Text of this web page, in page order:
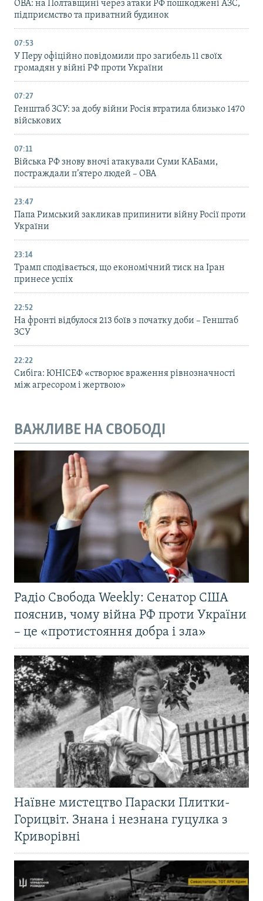
ОВА: на Полтавщині через атаки РФ пошкоджені АЗС,
підприємство та приватний будинок
07:53
У Перу офіційно повідомили про загибель 11 своїх
громадян у війні РФ проти України
07:27
Генштаб ЗСУ: за добу війни Росія втратила близько 1470
військових
07:11
Війська РФ знову вночі атакували Суми КАБами,
постраждали п’ятеро людей – ОВА
23:47
Папа Римський закликав припинити війну Росії проти
України
23:14
Трамп сподівається, що економічний тиск на Іран
принесе успіх
22:52
На фронті відбулося 213 боїв з початку доби – Генштаб
ЗСУ
22:22
Сибіга: ЮНІСЕФ «створює враження рівнозначності
між агресором і жертвою»
ВАЖЛИВЕ НА СВОБОДІ
Радіо Свобода Weekly: Сенатор США
пояснив, чому війна РФ проти України
– це «протистояння добра і зла»
Наївне мистецтво Параски Плитки-
Горицвіт. Знана і незнана гуцулка з
Криворівні